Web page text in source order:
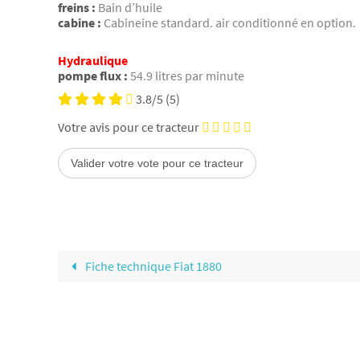
freins : Bain d’huile
cabine : Cabineine standard. air conditionné en option.
Hydraulique
pompe flux : 54.9 litres par minute
3.8/5 (5)
Votre avis pour ce tracteur
Fiche technique Fiat 1880